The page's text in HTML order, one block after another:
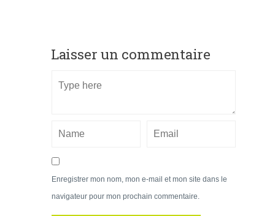
Laisser un commentaire
Enregistrer mon nom, mon e-mail et mon site dans le
navigateur pour mon prochain commentaire.